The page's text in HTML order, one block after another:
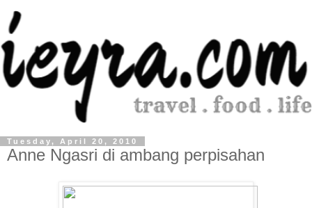
Tuesday, April 20, 2010
Anne Ngasri di ambang perpisahan